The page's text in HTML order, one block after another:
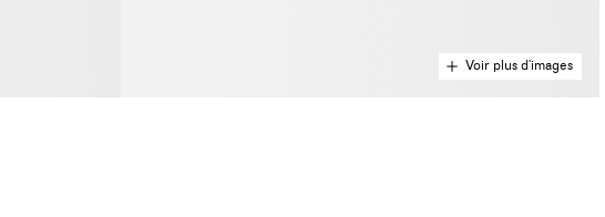
Voir plus d'images